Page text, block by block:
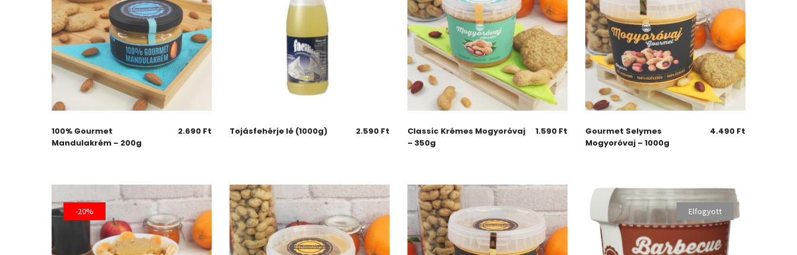
100% Gourmet
Mandulakrém – 200g
2.690 Ft Tojásfehérje lé (1000g) 2.590 Ft
Classic Krémes Mogyoróvaj
– 350g
1.590 Ft
Gourmet Selymes
Mogyoróvaj – 1000g
4.490 Ft
-20% Elfogyott